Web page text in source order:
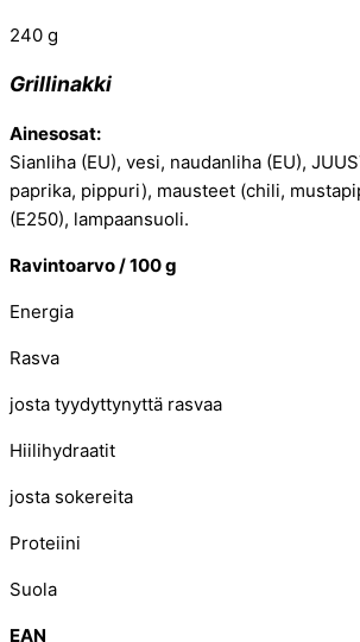
240 g
Grillinakki
Ainesosat:
Sianliha (EU), vesi, naudanliha (EU),
paprika, pippuri), mausteet (chili,
(E250), lampaansuoli.
Ravintoarvo /100 g
Energia
Rasva
josta tyydyttynyttä rasvaa
Hiilihydraatit
josta sokereita
Proteiini
Suola
EAN